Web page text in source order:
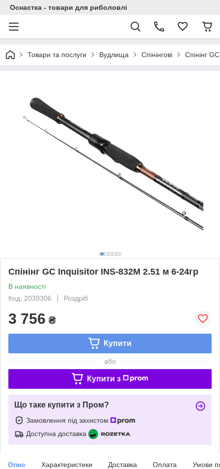
Оснастка - товари для риболовлі
Товари та послуги Вудлища Спінінгові Спінінг
Спінінг GC Inquisitor INS-832M 2.51 м 6-24гр
В наявності
Код: 2039306
Роздріб
3 756 ₴
Купити
або
Купити з
Що таке купити з Пром?
Замовлення під захистом
Доступна доставка
Опис Характеристики Доставка Оплата Умови